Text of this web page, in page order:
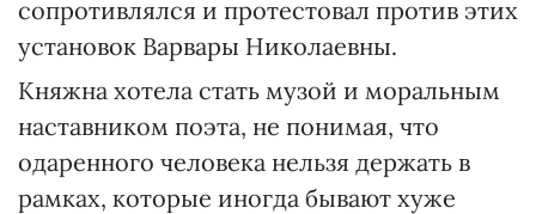
сопротивлялся и протестовал против этих
установок Варвары Николаевны.
Княжна хотела стать музой и моральным
наставником поэта, не понимая, что
одаренного человека нельзя держать в
рамках, которые иногда бывают хуже